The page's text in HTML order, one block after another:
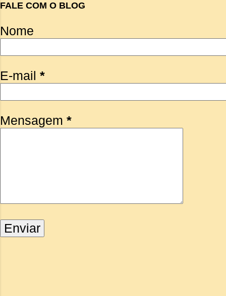
FALE COM O BLOG
Nome
E-mail *
Mensagem *